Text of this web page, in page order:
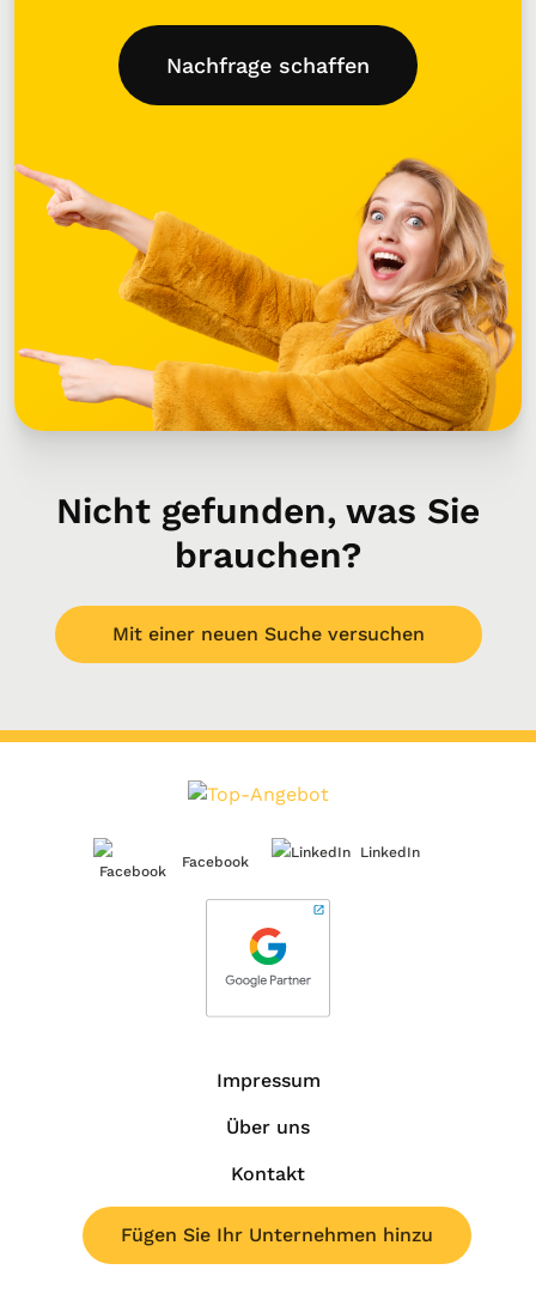
Nachfrage schaffen
Nicht gefunden, was Sie
brauchen?
Mit einer neuen Suche versuchen
Facebook
LinkedIn
Impressum
Über uns
Kontakt
Fügen Sie Ihr Unternehmen hinzu